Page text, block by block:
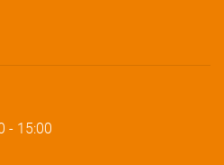
- 15:00